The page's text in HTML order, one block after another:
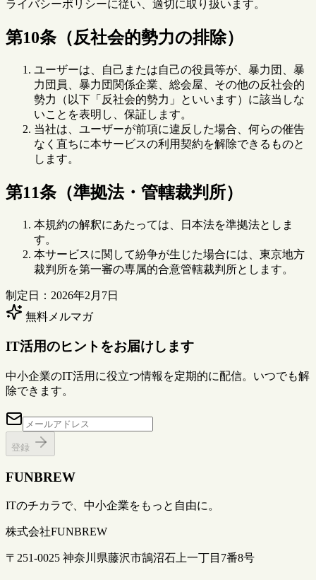
ライバシーポリシーに従い、適切に取り扱います。
第10条（反社会的勢力の排除）
ユーザーは、自己または自己の役員等が、暴力団、暴
力団員、暴力団関係企業、総会屋、その他の反社会的
勢力（以下「反社会的勢力」といいます）に該当しな
いことを表明し、保証します。
当社は、ユーザーが前項に違反した場合、何らの催告
なく直ちに本サービスの利用契約を解除できるものと
します。
第11条（準拠法・管轄裁判所）
本規約の解釈にあたっては、日本法を準拠法としま
す。
本サービスに関して紛争が生じた場合には、東京地方
裁判所を第一審の専属的合意管轄裁判所とします。
制定日：2026年2月7日
無料メルマガ
IT活用のヒントをお届けします
中小企業のIT活用に役立つ情報を定期的に配信。いつでも解
除できます。
登録
FUNBREW
ITのチカラで、中小企業をもっと自由に。
株式会社FUNBREW
〒251-0025 神奈川県藤沢市鵠沼石上一丁目7番8号